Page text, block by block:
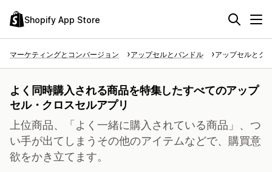
Shopify App Store
マーケティングとコンバージョン アップセルとバンドル アップセルとク
よく同時購入される商品を特集したすべてのアップ
セル・クロスセルアプリ
上位商品、「よく一緒に購入されている商品」、つ
い手が出てしまうその他のアイテムなどで、購買意
欲をかき立てます。